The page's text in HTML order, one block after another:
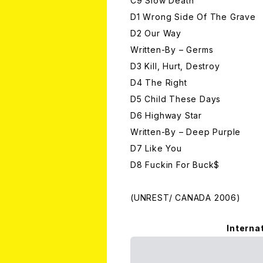
D1 Wrong Side Of The Grave
D2 Our Way
Written-By – Germs
D3 Kill, Hurt, Destroy
D4 The Right
D5 Child These Days
D6 Highway Star
Written-By – Deep Purple
D7 Like You
D8 Fuckin For Buck$
(UNREST/ CANADA 2006)